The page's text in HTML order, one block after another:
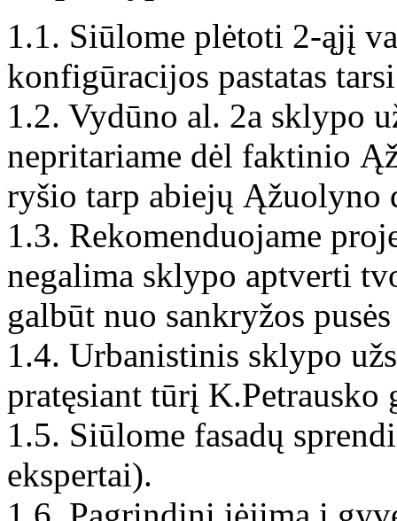
1.1. Siūlome plėtoti 2-ąjį
konfigūracijos pastatas
1.2. Vydūno al. 2a sklypo
nepritariame dėl faktinio
ryšio tarp abiejų Ąžuolyno
1.3. Rekomenduojame
negalima sklypo aptverti
galbūt nuo sankryžos
1.4. Urbanistinis sklypo
pratęsiant tūrį K.Petrausko
1.5. Siūlome fasadų
ekspertai).